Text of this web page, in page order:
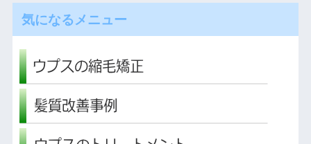
気になるメニュー